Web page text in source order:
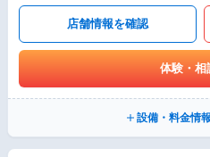
店舗情報を確認
体験・相
設備・料金情